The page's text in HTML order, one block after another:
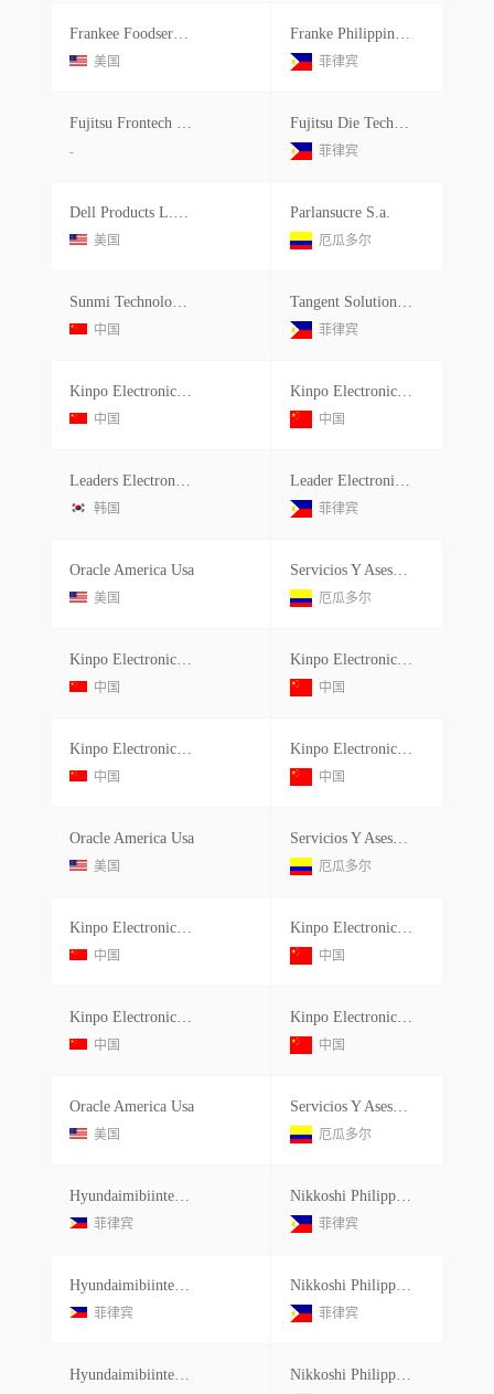
Frankee Foodservice Systems Gmbh
美国
Franke Philippines Distribution Inc
菲律宾
Fujitsu Frontech Ncr
-
Fujitsu Die Technologies Corp.
菲律宾
Dell Products L.p.0 0 Cts
美国
Parlansucre S.a.
厄瓜多尔
Sunmi Technologies Hk Ltd.
中国
Tangent Solutions Ltd.
菲律宾
Kinpo Electronice Inc.
中国
Kinpo Electronics Philippines In
中国
Leaders Electronics Co.ltd.
韩国
Leader Electronics Philippine
菲律宾
Oracle America Usa
美国
Servicios Y Asesoria Tecnica Comercial S
厄瓜多尔
Kinpo Electronice Inc.
中国
Kinpo Electronics Philippines In
中国
Kinpo Electronice Inc.
中国
Kinpo Electronics Philippines In
中国
Oracle America Usa
美国
Servicios Y Asesoria Tecnica Comercial S
厄瓜多尔
Kinpo Electronice Inc.
中国
Kinpo Electronics Philippines In
中国
Kinpo Electronice Inc.
中国
Kinpo Electronics Philippines In
中国
Oracle America Usa
美国
Servicios Y Asesoria Tecnica Comercial S
厄瓜多尔
Hyundaimibiinternational
菲律宾
Nikkoshi Philippines Corp.
菲律宾
Hyundaimibiinternational
菲律宾
Nikkoshi Philippines Corp.
菲律宾
Hyundaimibiinternational Nikkoshi Philippines Corp.